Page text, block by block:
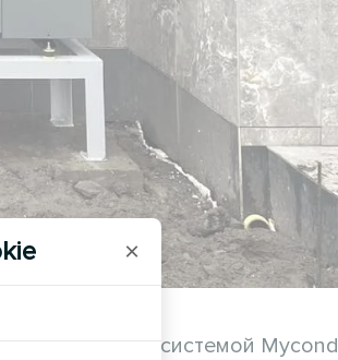
насосной системой Mycond
×